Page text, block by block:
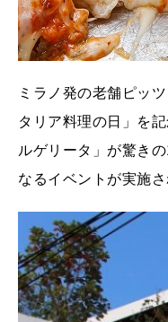
ミラノ発の老舗ピッ
タリア料理の日」を
ルゲリータ」が驚き
なるイベントが実施さ